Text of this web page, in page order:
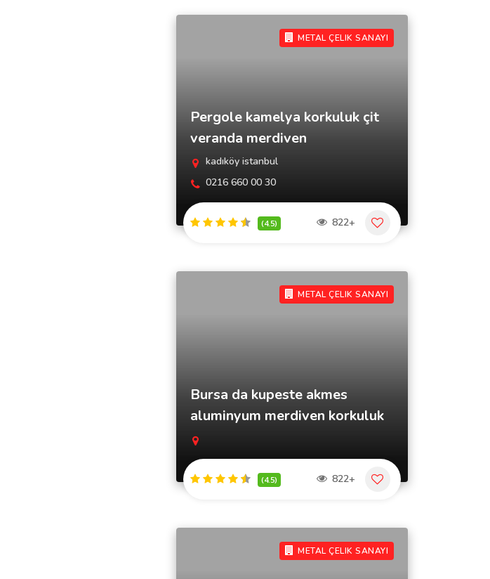
METAL ÇELIK SANAYI
Pergole kamelya korkuluk çit
veranda merdiven
kadıköy istanbul
0216 660 00 30
(4.5) 822+
METAL ÇELIK SANAYI
Bursa da kupeste akmes
aluminyum merdiven korkuluk
(4.5) 822+
METAL ÇELIK SANAYI